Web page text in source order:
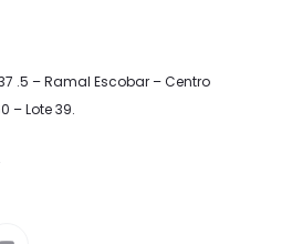
.5 – Ramal Escobar – Centro
– Lote 39.